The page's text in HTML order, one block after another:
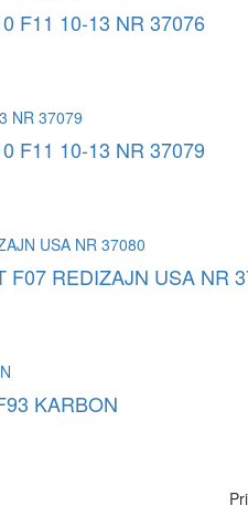
F11 10-13 NR 37076
F11 10-13 NR 37079
F07 REDIZAJN USA NR
KARBON